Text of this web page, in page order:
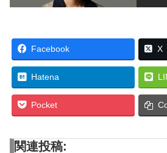
Facebook X
Hatena
Pocket
関連投稿: